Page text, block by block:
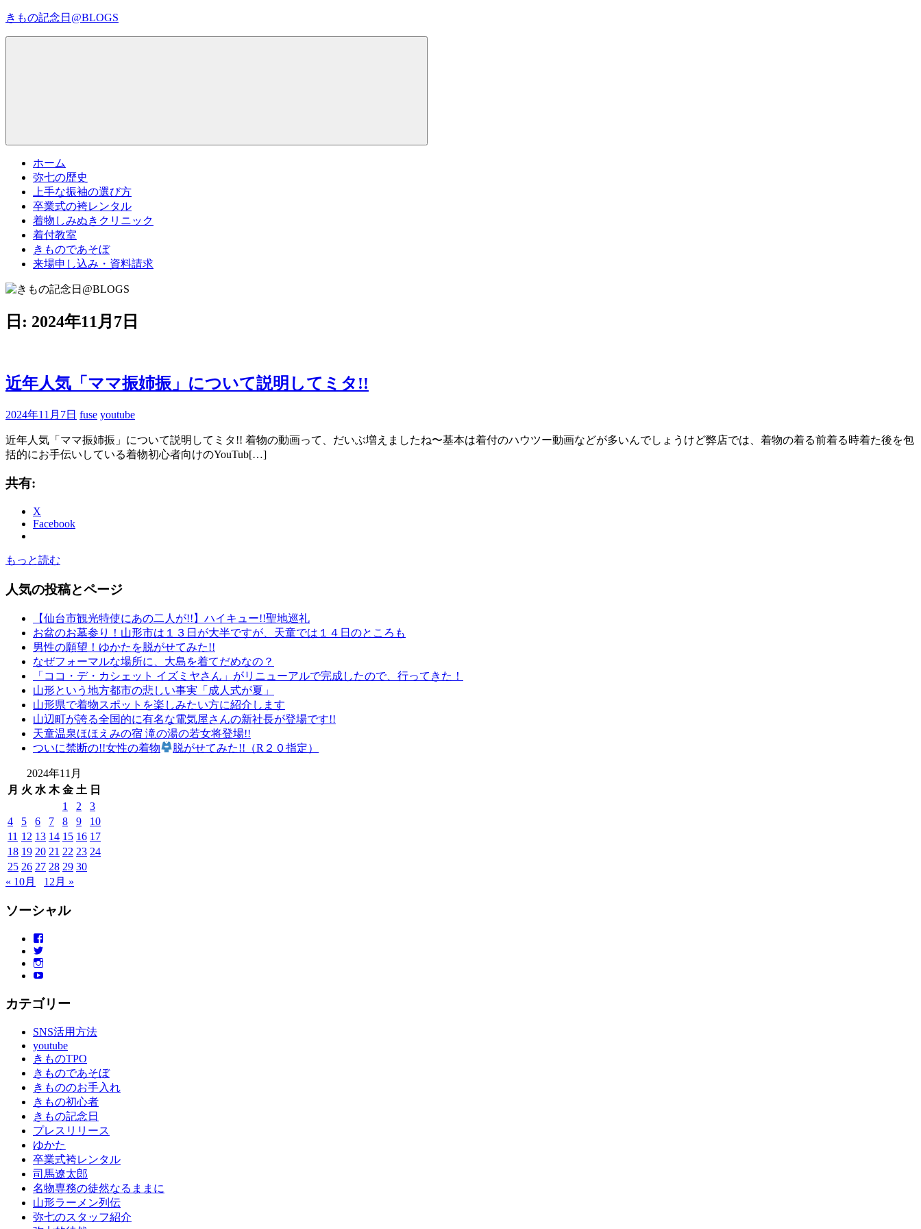
コ
プ
きもの記念日@BLOGS
な
ブ
ロ
Menu
ホーム
弥七の歴史
上手な振袖の選び方
卒業式の袴レンタル
着物しみぬきクリニック
着付教室
きものであそぼ
来場申し込み・資料請求
日: 2024年11月7日
近年人気「ママ振姉振」について説明してミタ!!
2024年11月7日 fuse youtube
近年人気「ママ振姉振」について説明してミタ!! 着物の動画って、だいぶ増えましたね〜基本は着付のハウツー動画などが多いんでしょうけど弊店では、着物の着る前着る時着た後を包
括的にお手伝いしている着物初心者向けのYouTub[…]
共有:
X
Facebook
もっと読む
人気の投稿とページ
【仙台市観光特使にあの二人が!!】ハイキュー!!聖地巡礼
お盆のお墓参り！山形市は１３日が大半ですが、天童では１４日のところも
男性の願望！ゆかたを脱がせてみた!!
なぜフォーマルな場所に、大島を着てだめなの？
「ココ・デ・カシェット イズミヤさん」がリニューアルで完成したので、行ってきた！
山形という地方都市の悲しい事実「成人式が夏」
山形県で着物スポットを楽しみたい方に紹介します
山辺町が誇る全国的に有名な電気屋さんの新社長が登場です!!
天童温泉ほほえみの宿 滝の湯の若女将登場!!
ついに禁断の!!女性の着物
脱がせてみた!!（R２０指定）
2024年11月
月 火 水 木 金 土 日
1
2
3
4
5 6 7 8 9
10
11 12 13 14 15 16 17
18 19 20 21 22 23 24
25 26 27 28 29 30
« 10月
12月 »
ソーシャル
カテゴリー
SNS活用方法
youtube
きものTPO
きものであそぼ
きもののお手入れ
きもの初心者
きもの記念日
プレスリリース
ゆかた
卒業式袴レンタル
司馬遼太郎
名物専務の徒然なるままに
山形ラーメン列伝
弥七のスタッフ紹介